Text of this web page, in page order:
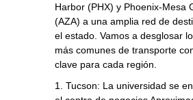
Harbor (PHX) y Phoenix-Mesa
(AZA) a una amplia red de
el estado. Vamos a desglosar
más comunes de transporte
clave para cada región.
1. Tucson: La universidad se